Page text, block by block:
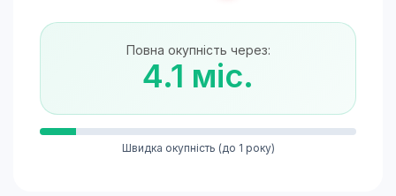
Повна окупність через:
4.1 міс.
Швидка окупність (до 1 року)